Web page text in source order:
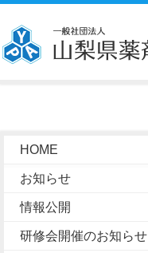
HOME
お知らせ
情報公開
研修会開催のお知らせ